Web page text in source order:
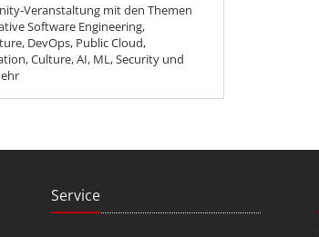
Veranstaltung mit den Themen
Software Engineering,
DevOps, Public Cloud,
Culture, AI, ML, Security und
Service